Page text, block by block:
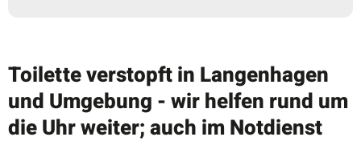
Toilette verstopft in Langenhagen
und Umgebung - wir helfen rund um
die Uhr weiter; auch im Notdienst